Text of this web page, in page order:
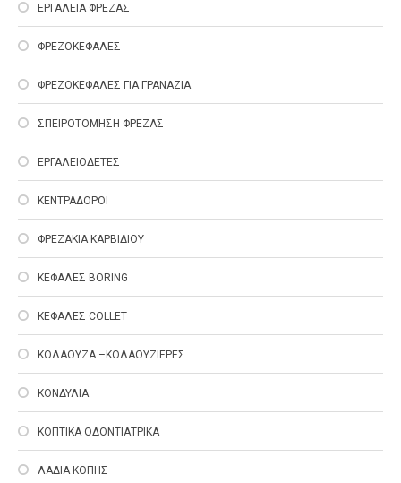
ΕΡΓΑΛΕΙΑ ΦΡΕΖΑΣ
ΦΡΕΖΟΚΕΦΑΛΕΣ
ΦΡΕΖΟΚΕΦΑΛΕΣ ΓΙΑ ΓΡΑΝΑΖΙΑ
ΣΠΕΙΡΟΤΟΜΗΣΗ ΦΡΕΖΑΣ
ΕΡΓΑΛΕΙΟΔΕΤΕΣ
ΚΕΝΤΡΑΔΟΡΟΙ
ΦΡΕΖΑΚΙΑ ΚΑΡΒΙΔΙΟΥ
ΚΕΦΑΛΕΣ ΒΟRING
ΚΕΦΑΛΕΣ COLLET
ΚΟΛΑΟΥΖΑ –ΚΟΛΑΟΥΖΙΕΡΕΣ
ΚΟΝΔΥΛΙΑ
ΚΟΠΤΙΚΑ ΟΔΟΝΤΙΑΤΡΙΚΑ
ΛΑΔΙΑ ΚΟΠΗΣ